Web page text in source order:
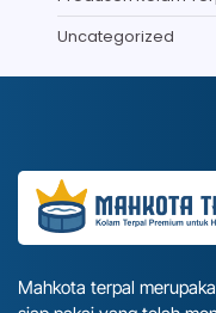
Uncategorized
Mahkota terpal